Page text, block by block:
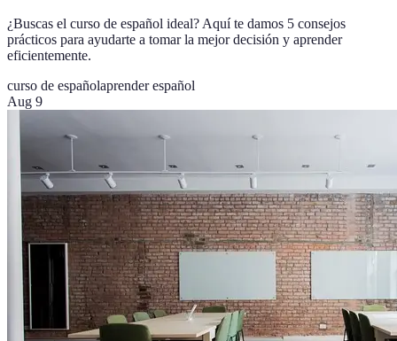
¿Buscas el curso de español ideal? Aquí te damos 5 consejos
prácticos para ayudarte a tomar la mejor decisión y aprender
eficientemente.
curso de españolaprender español
Aug 9